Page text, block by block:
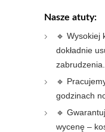
Nasze atuty:
🔹 Wysokiej
dokładnie
zabrudzenia.
🔹
godzinach
🔹
wycenę –